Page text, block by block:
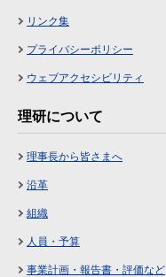
リンク集
プライバシーポリシー
ウェブアクセシビリティ
理研について
理事長から皆さまへ
沿革
組織
人員・予算
事業計画・報告書・評価など